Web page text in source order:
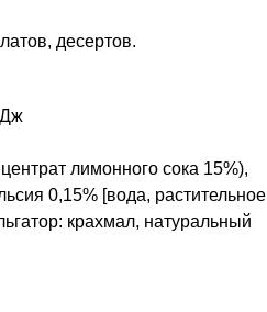
десертов.
лимонного сока 15%),
0,15% [вода, растительное
крахмал, натуральный